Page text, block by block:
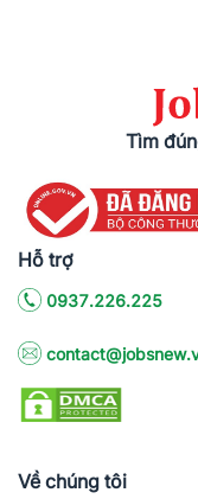
Tìm
Hỗ trợ
0937.226.225
Về chúng tôi